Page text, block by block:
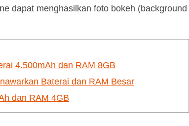
dapat menghasilkan foto bokeh (background
4.500mAh dan RAM 8GB
Baterai dan RAM Besar
dan RAM 4GB